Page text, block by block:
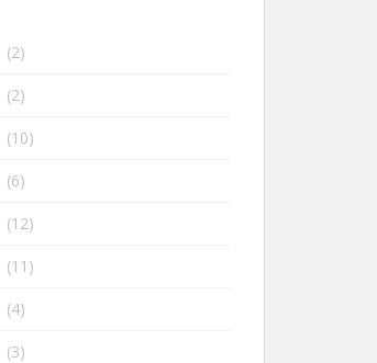
(2)
(2)
(10)
(6)
(12)
(11)
(4)
(3)